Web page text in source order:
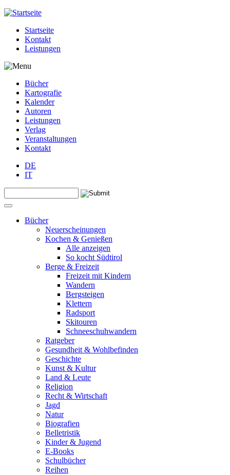
Jump to navigation
Startseite
Kontakt
Leistungen
Bücher
Kartografie
Kalender
Autoren
Leistungen
Verlag
Veranstaltungen
Kontakt
DE
IT
Suchformular
Bücher
Neuerscheinungen
Kochen & Genießen
Alle anzeigen
So kocht Südtirol
Berge & Freizeit
Freizeit mit Kindern
Wandern
Bergsteigen
Klettern
Radsport
Skitouren
Schneeschuhwandern
Ratgeber
Gesundheit & Wohlbefinden
Geschichte
Kunst & Kultur
Land & Leute
Religion
Recht & Wirtschaft
Jagd
Natur
Biografien
Belletristik
Kinder & Jugend
E-Books
Schulbücher
Reihen